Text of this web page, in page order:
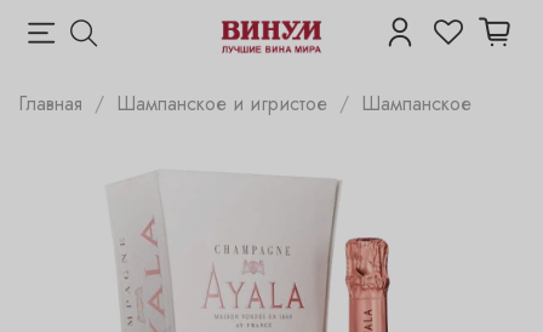
Главная Шампанское и игристое Шампанское